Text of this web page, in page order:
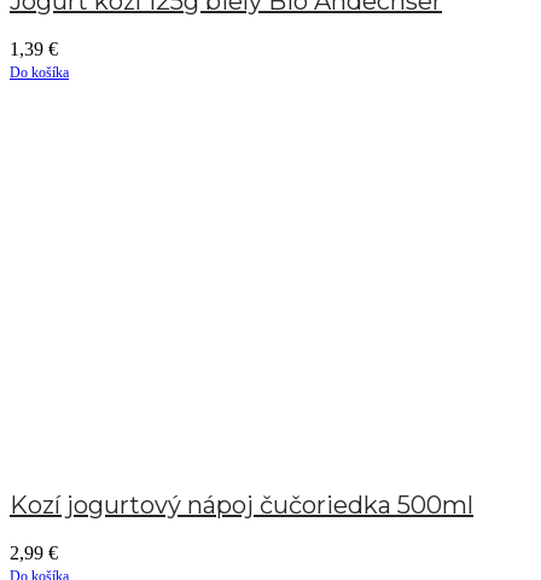
1,39 €
Do košíka
Kozí jogurtový nápoj čučoriedka 500ml
2,99 €
Do košíka